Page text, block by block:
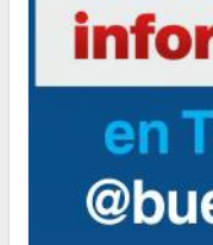
POLÍTICA
"Hemos logrado reducir
que la Ciudad envía a
El Consejero Gustavo
los Estados Unidos de
POLÍTICA
Los ciudadanos que no
regularizar su situación